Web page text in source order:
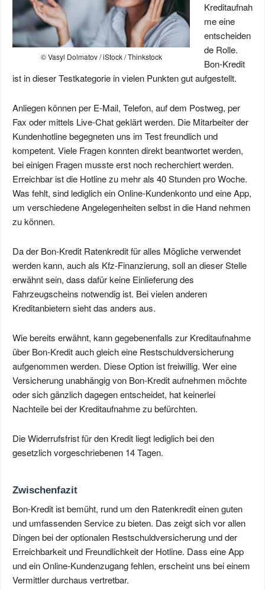
© Vasyl Dolmatov / iStock / Thinkstock
Kreditaufnah
me eine
entscheiden
de Rolle.
Bon-Kredit
ist in dieser Testkategorie in vielen Punkten gut aufgestellt.
Anliegen können per E-Mail, Telefon, auf dem Postweg, per
Fax oder mittels Live-Chat geklärt werden. Die Mitarbeiter der
Kundenhotline begegneten uns im Test freundlich und
kompetent. Viele Fragen konnten direkt beantwortet werden,
bei einigen Fragen musste erst noch recherchiert werden.
Erreichbar ist die Hotline zu mehr als 40 Stunden pro Woche.
Was fehlt, sind lediglich ein Online-Kundenkonto und eine App,
um verschiedene Angelegenheiten selbst in die Hand nehmen
zu können.
Da der Bon-Kredit Ratenkredit für alles Mögliche verwendet
werden kann, auch als Kfz-Finanzierung, soll an dieser Stelle
erwähnt sein, dass dafür keine Einlieferung des
Fahrzeugscheins notwendig ist. Bei vielen anderen
Kreditanbietern sieht das anders aus.
Wie bereits erwähnt, kann gegebenenfalls zur Kreditaufnahme
über Bon-Kredit auch gleich eine Restschuldversicherung
aufgenommen werden. Diese Option ist freiwillig. Wer eine
Versicherung unabhängig von Bon-Kredit aufnehmen möchte
oder sich gänzlich dagegen entscheidet, hat keinerlei
Nachteile bei der Kreditaufnahme zu befürchten.
Die Widerrufsfrist für den Kredit liegt lediglich bei den
gesetzlich vorgeschriebenen 14 Tagen.
Zwischenfazit
Bon-Kredit ist bemüht, rund um den Ratenkredit einen guten
und umfassenden Service zu bieten. Das zeigt sich vor allen
Dingen bei der optionalen Restschuldversicherung und der
Erreichbarkeit und Freundlichkeit der Hotline. Dass eine App
und ein Online-Kundenzugang fehlen, erscheint uns bei einem
Vermittler durchaus vertretbar.